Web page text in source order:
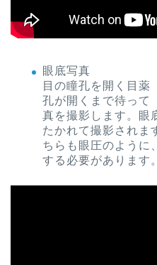
眼底写真
目の瞳孔を開く目薬
孔が開くまで待って
真を撮影します。眼
たかれて撮影されま
ちらも眼圧のように
する必要があります。